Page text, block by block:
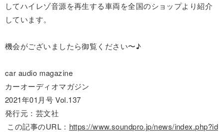
してハイレゾ音源を再生する車両を全国のショップより紹介
しています。
機会がございましたら御覧ください〜♪
car audio magazine
カーオーディオマガジン
2021年01月号 Vol.137
発行元：芸文社
この記事のURL： https://www.soundpro.jp/news/index.php?id